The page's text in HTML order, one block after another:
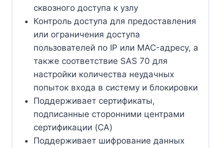
сквозного доступа к узлу
Контроль доступа для предоставления
или ограничения доступа
пользователей по IP или MAC-адресу, а
также соответствие SAS 70 для
настройки количества неудачных
попыток входа в систему и блокировки
Поддерживает сертификаты,
подписанные сторонними центрами
сертификации (CA)
Поддерживает шифрование данных